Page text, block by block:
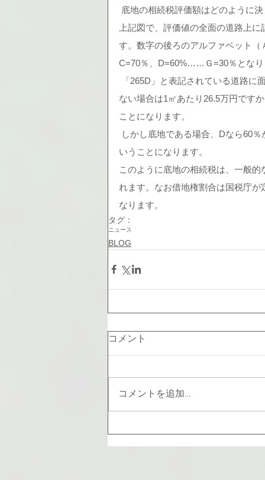
底地の相続税評価額はどのように
上記図で、評価値の全面の道路上
す。数字の後ろのアルファベット
C=70％、D=60%……Ｇ=30％となり
ない場合は1㎡あたり26.5万円です
ことになります。
いうことになります。
このように底地の相続税は、一般
れます。なお借地権割合は国税庁
なります。
タグ：
ニュース
BLOG
コメント
コメントを追加…